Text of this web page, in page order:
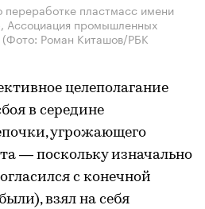
пластмасс имени
Ассоциация промышленных
(Фото: Роман Киташов/РБК
целеполагание
в середине
угрожающего
— поскольку изначально
с конечной
взял на себя